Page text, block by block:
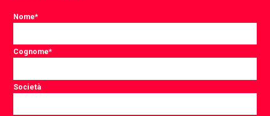
Nome*
Cognome*
Società